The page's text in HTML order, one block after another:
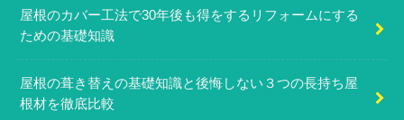
屋根のカバー工法で30年後も得をするリフォームにする
ための基礎知識
屋根の葺き替えの基礎知識と後悔しない３つの長持ち屋
根材を徹底比較